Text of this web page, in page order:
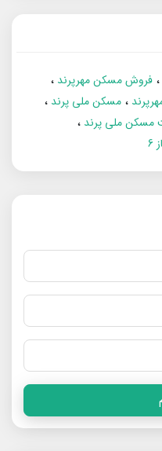
فروش مسکن مهرپرند
مسکن ملی پرند
مسکن ملی پرند